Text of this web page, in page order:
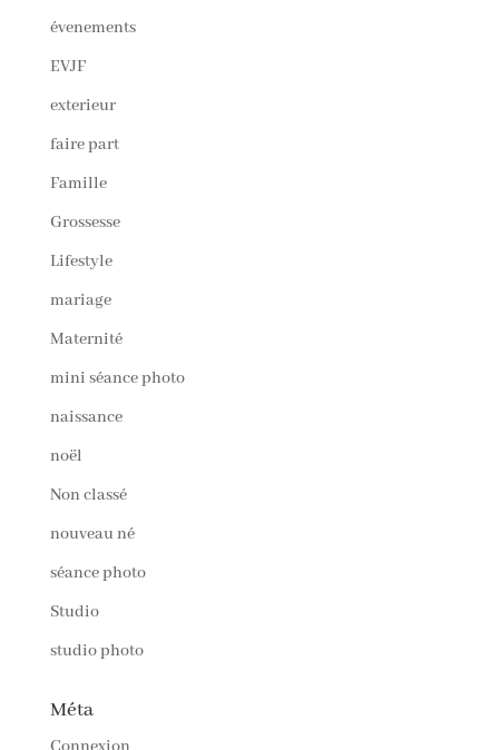
évenements
EVJF
exterieur
faire part
Famille
Grossesse
Lifestyle
mariage
Maternité
mini séance photo
naissance
noël
Non classé
nouveau né
séance photo
Studio
studio photo
Méta